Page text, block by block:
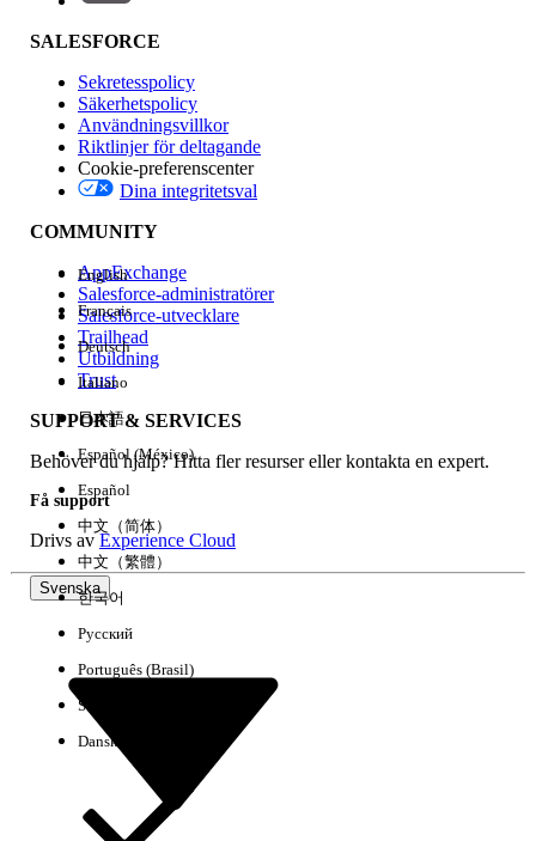
Funktionspåverkan
Version
Händelse
Rensa alla Klart
SALESFORCE
Sekretesspolicy
Säkerhetspolicy
Användningsvillkor
Riktlinjer för deltagande
Cookie-preferenscenter
Dina integritetsval
COMMUNITY
AppExchange
Salesforce-administratörer
Salesforce-utvecklare
Trailhead
Utbildning
Trust
SUPPORT & SERVICES
Behöver du hjälp? Hitta fler resurser eller kontakta en expert.
Få support
Drivs avExperience Cloud
Svenska
English
Français
Deutsch
Italiano
日本語
Español (México)
Español
中文（简体）
中文（繁體）
한국어
Русский
Português (Brasil)
Suomi
Dansk